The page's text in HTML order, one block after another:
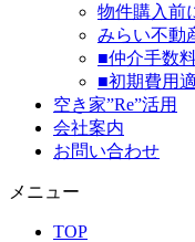
物件購入前
みらい不動
■仲介手数
■初期費用
空き家”Re”活用
会社案内
お問い合わせ
メニュー
TOP